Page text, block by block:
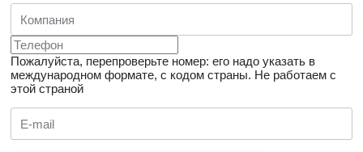
Пожалуйста, перепроверьте номер: его надо указать в
международном формате, с кодом страны. Не работаем с
этой страной